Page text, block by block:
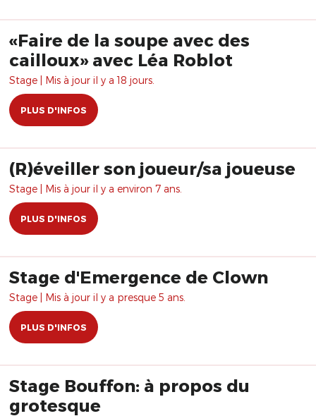
«Faire de la soupe avec des
cailloux» avec Léa Roblot
Stage | Mis à jour il y a 18 jours.
PLUS D'INFOS
(R)éveiller son joueur/sa joueuse
Stage | Mis à jour il y a environ 7 ans.
PLUS D'INFOS
Stage d'Emergence de Clown
Stage | Mis à jour il y a presque 5 ans.
PLUS D'INFOS
Stage Bouffon: à propos du
grotesque